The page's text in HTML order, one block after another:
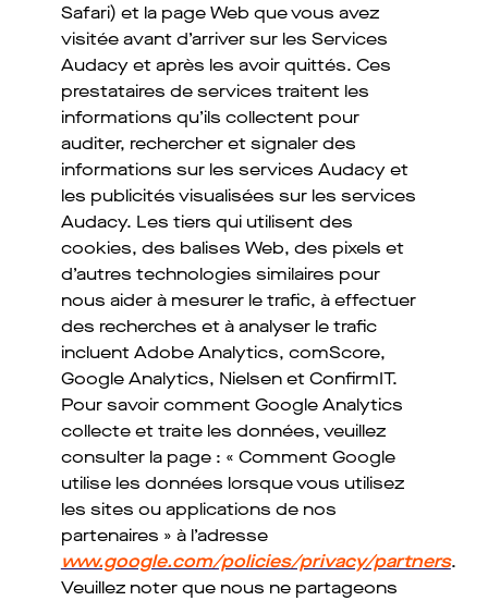
Safari) et la page Web que vous avez
visitée avant d’arriver sur les Services
Audacy et après les avoir quittés. Ces
prestataires de services traitent les
informations qu’ils collectent pour
auditer, rechercher et signaler des
informations sur les services Audacy et
les publicités visualisées sur les services
Audacy. Les tiers qui utilisent des
cookies, des balises Web, des pixels et
d’autres technologies similaires pour
nous aider à mesurer le trafic, à effectuer
des recherches et à analyser le trafic
incluent Adobe Analytics, comScore,
Google Analytics, Nielsen et ConfirmIT.
Pour savoir comment Google Analytics
collecte et traite les données, veuillez
consulter la page : « Comment Google
utilise les données lorsque vous utilisez
les sites ou applications de nos
partenaires » à l’adresse
www.google.com/policies/privacy/partners.
Veuillez noter que nous ne partageons